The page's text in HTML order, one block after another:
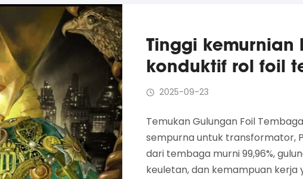
Tinggi kemurnian
konduktif rol foil
2025-09-23
Temukan Gulungan Foil
sempurna untuk transformator,
dari tembaga murni 99,96%,
keuletan, dan kemampuan